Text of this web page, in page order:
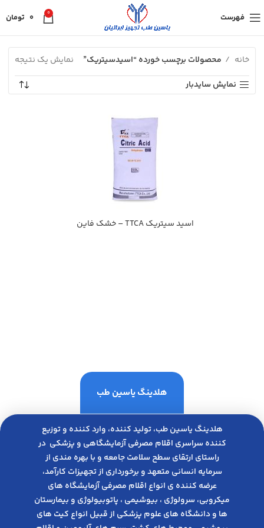
فهرست 0
0 تومان
خانه محصولات برچسب خورده “اسیدسیتریک”
نمایش یک نتیجه
نمایش سایدبار
اسید سیتریک TTCA – خشک فاین
هلدینگ یاسین طب
هلدینگ یاسین طب، تولید کننده، وارد کننده و توزیع
کننده سراسری اقلام مصرفی آزمایشگاهی و پزشکی در
راﺳﺘﺎی ارﺗﻘﺎی ﺳﻄﺢ ﺳﻼﻣﺖ ﺟﺎﻣﻌﻪ و ﺑﺎ ﺑﻬﺮه ﻣﻨﺪی از
ﺳﺮﻣﺎﯾﻪ انسانی متعهد و ﺑﺮﺧﻮرداری از ﺗﺠﻬﯿﺰات ﮐﺎرآﻣﺪ،
عرضه کننده ی انواع اﻗﻼم مصرفی آزﻣﺎﯾﺸﮕﺎه های
میکروبی، ﺳﺮوﻟﻮژی ، ﺑﯿﻮﺷﯿﻤﯽ ، پاتوبیولوژی و بیمارستان
ها و دانشگاه های علوم پزشکی از قبیل انواع کیت های